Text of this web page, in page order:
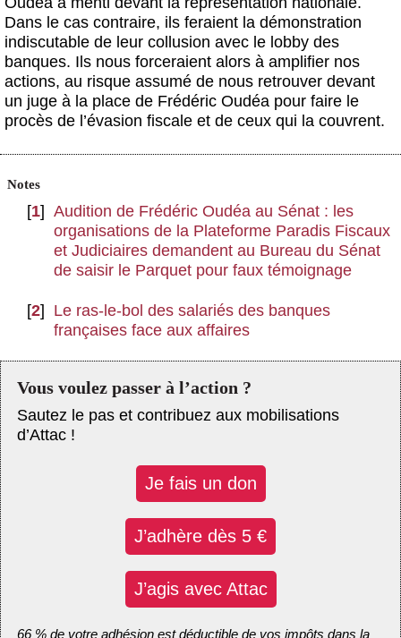
Dans le cas contraire, ils feraient la démonstration
indiscutable de leur collusion avec le lobby des
banques. Ils nous forceraient alors à amplifier nos
actions, au risque assumé de nous retrouver devant
un juge à la place de Frédéric Oudéa pour faire le
procès de l’évasion fiscale et de ceux qui la couvrent.
Notes
[1] Audition de Frédéric Oudéa au Sénat : les
organisations de la Plateforme Paradis Fiscaux
et Judiciaires demandent au Bureau du Sénat
de saisir le Parquet pour faux témoignage
[2] Le ras-le-bol des salariés des banques
françaises face aux affaires
Vous voulez passer à l’action ?
Sautez le pas et contribuez aux mobilisations
d’Attac !
Je fais un don
J’adhère dès 5 €
J’agis avec Attac
66 % de votre adhésion est déductible de vos impôts dans la